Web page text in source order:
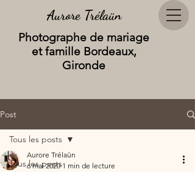
Photographe de mariage
et famille Bordeaux,
Gironde
Aurore Trélaün
Post
Tous les posts
Tous les posts
Aurore Trélaün
6 mai 2020 1 min de lecture